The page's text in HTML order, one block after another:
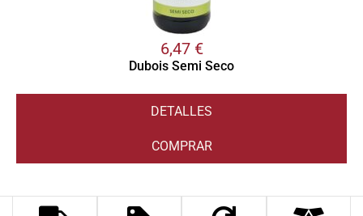
6,47 €
Dubois Semi Seco
DETALLES
COMPRAR